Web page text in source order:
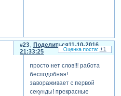
Поделиться
23
11-10-2016
21:33:25
просто нет слов!!! работа
бесподобная!
завораживает с первой
секунды! прекрасные
+1